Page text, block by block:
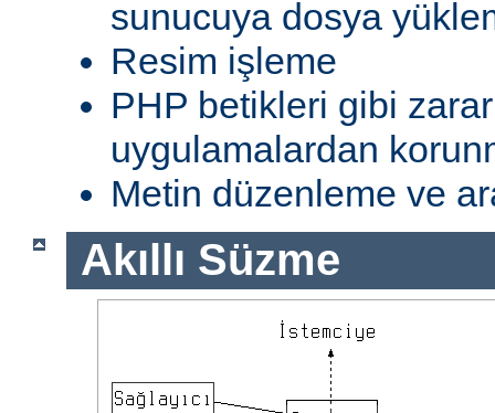
sunucuya dosya
Resim işleme
PHP betikleri gibi
uygulamalardan
Metin düzenleme ve
Akıllı Süzme